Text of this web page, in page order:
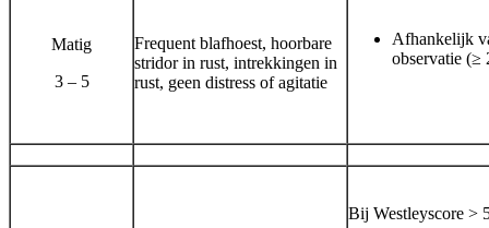
Afhankelijk
observatie (≥
Matig
3 – 5
Frequent blafhoest, hoorbare
stridor in rust, intrekkingen in
rust, geen distress of agitatie
Bij Westleyscore >